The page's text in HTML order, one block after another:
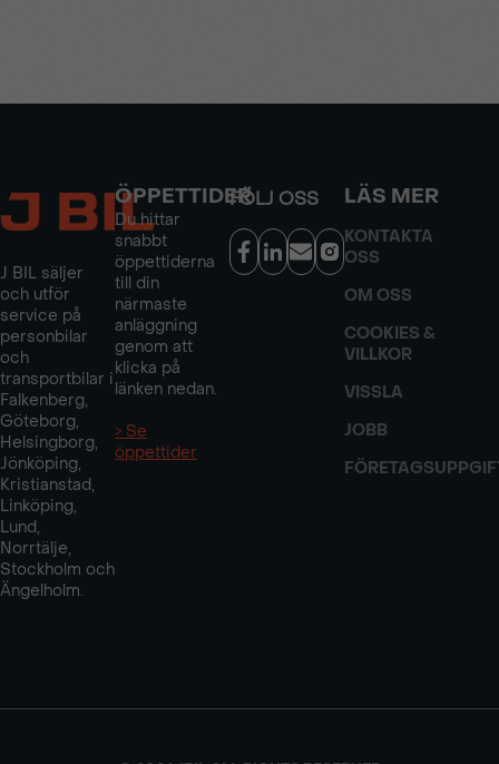
J BIL säljer
och utför
service på
personbilar
och
transportbilar i
Falkenberg,
Göteborg,
Helsingborg,
Jönköping,
Kristianstad,
Linköping,
Lund,
Norrtälje,
Stockholm och
Ängelholm.
ÖPPETTIDER
Du hittar
snabbt
öppettiderna
till din
närmaste
anläggning
genom att
klicka på
länken nedan.
> Se
öppettider
FÖLJ OSS LÄS MER
KONTAKTA
OSS
OM OSS
COOKIES &
VILLKOR
VISSLA
JOBB